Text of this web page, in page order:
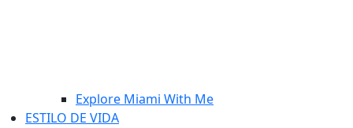
Explore Miami With Me
ESTILO DE VIDA